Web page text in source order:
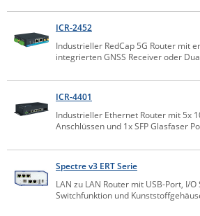
Westermo
ZPE Systems
ICR-2452
Industrieller RedCap 5G Router mit
integrierten GNSS Receiver oder
ICR-4401
Industrieller Ethernet Router mit 5x
Anschlüssen und 1x SFP Glasfaser
Spectre v3 ERT Serie
LAN zu LAN Router mit USB-Port, I/
Switchfunktion und